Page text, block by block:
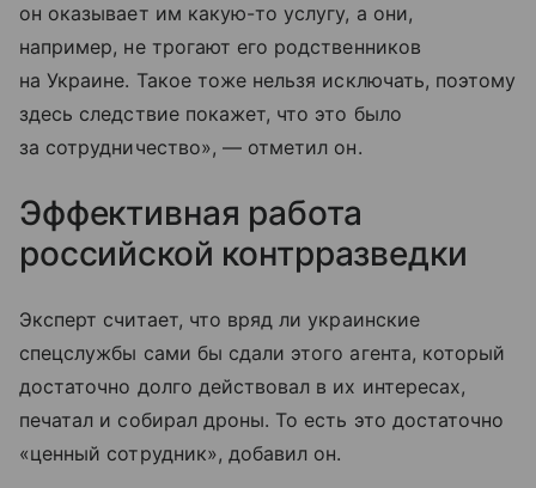
он оказывает им какую-то услугу, а они,
например, не трогают его родственников
на Украине. Такое тоже нельзя исключать, поэтому
здесь следствие покажет, что это было
за сотрудничество», — отметил он.
Эффективная работа
российской контрразведки
Эксперт считает, что вряд ли украинские
спецслужбы сами бы сдали этого агента, который
достаточно долго действовал в их интересах,
печатал и собирал дроны. То есть это достаточно
«ценный сотрудник», добавил он.